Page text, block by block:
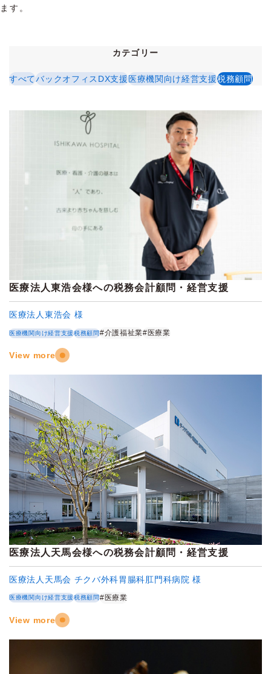
ます。
カテゴリー
すべてバックオフィスDX支援医療機関向け経営支援税務顧問
医療法人東浩会様への税務会計顧問・経営支援
医療法人東浩会 様
医療機関向け経営支援税務顧問#介護福祉業#医療業
View more
医療法人天馬会様への税務会計顧問・経営支援
医療法人天馬会 チクバ外科胃腸科肛門科病院 様
医療機関向け経営支援税務顧問#医療業
View more